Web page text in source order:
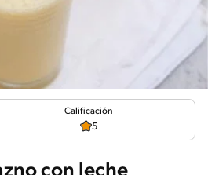
Calificación
5